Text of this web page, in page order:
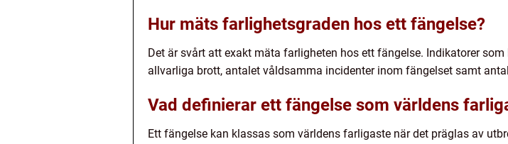
Hur mäts farlighetsgraden hos ett fängelse?
Det är svårt att exakt mäta farligheten hos ett fängelse. Indikatorer
allvarliga brott, antalet våldsamma incidenter inom fängelset samt
Vad definierar ett fängelse som världens
Ett fängelse kan klassas som världens farligaste när det präglas av